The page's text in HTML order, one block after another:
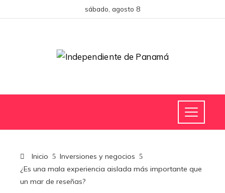
sábado, agosto 8
Inicio
Inversiones y negocios
¿Es una mala experiencia aislada más importante que
un mar de reseñas?